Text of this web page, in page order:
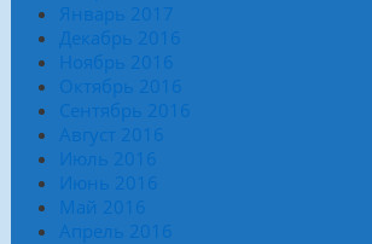
Январь 2017
Декабрь 2016
Ноябрь 2016
Октябрь 2016
Сентябрь 2016
Август 2016
Июль 2016
Июнь 2016
Май 2016
Апрель 2016